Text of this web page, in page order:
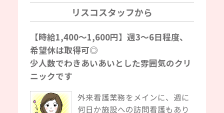
リスコスタッフから
【時給1,400～1,600円】週3～6日程度、
希望休は取得可◎
少人数でわきあいあいとした雰囲気のクリ
ニックです
外来看護業務をメインに、週に
何日か施設への訪問看護もあり